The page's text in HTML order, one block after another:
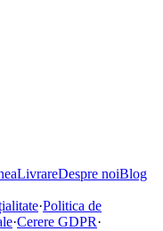
LivrareDespre noiBlog
·Politica de
·Cerere GDPR·